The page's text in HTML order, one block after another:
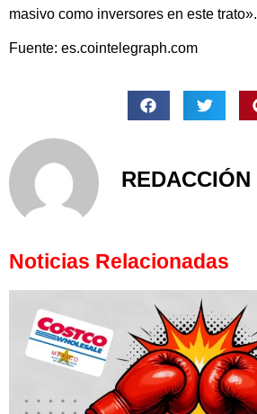
masivo como inversores en este trato».
Fuente: es.cointelegraph.com
REDACCIÓN
Noticias Relacionadas